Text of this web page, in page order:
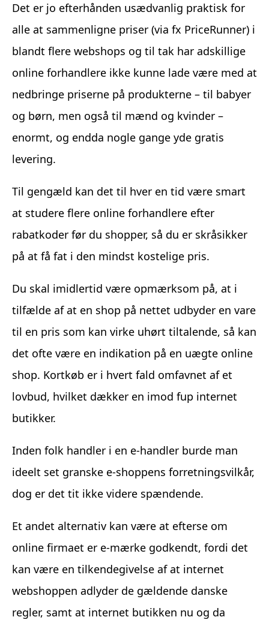
Det er jo efterhånden usædvanlig praktisk for
alle at sammenligne priser (via fx PriceRunner) i
blandt flere webshops og til tak har adskillige
online forhandlere ikke kunne lade være med at
nedbringe priserne på produkterne – til babyer
og børn, men også til mænd og kvinder –
enormt, og endda nogle gange yde gratis
levering.
Til gengæld kan det til hver en tid være smart
at studere flere online forhandlere efter
rabatkoder før du shopper, så du er skråsikker
på at få fat i den mindst kostelige pris.
Du skal imidlertid være opmærksom på, at i
tilfælde af at en shop på nettet udbyder en vare
til en pris som kan virke uhørt tiltalende, så kan
det ofte være en indikation på en uægte online
shop. Kortkøb er i hvert fald omfavnet af et
lovbud, hvilket dækker en imod fup internet
butikker.
Inden folk handler i en e-handler burde man
ideelt set granske e-shoppens forretningsvilkår,
dog er det tit ikke videre spændende.
Et andet alternativ kan være at efterse om
online firmaet er e-mærke godkendt, fordi det
kan være en tilkendegivelse af at internet
webshoppen adlyder de gældende danske
regler, samt at internet butikken nu og da